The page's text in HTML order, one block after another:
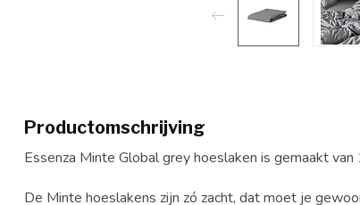
Productomschrijving
Essenza Minte Global grey hoeslaken is gemaakt
De Minte hoeslakens zijn zó zacht, dat moet je